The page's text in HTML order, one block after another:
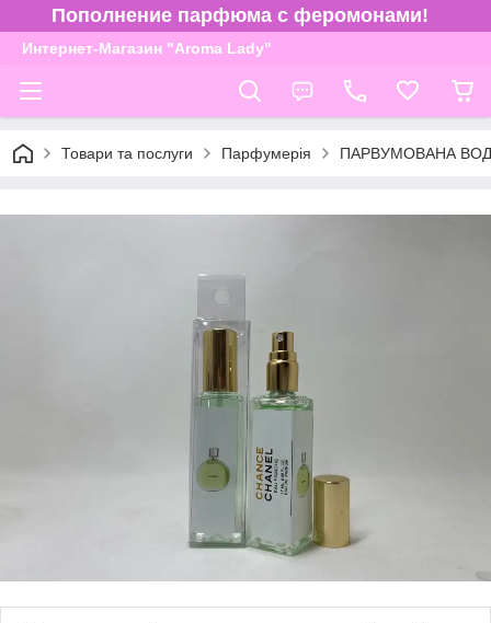
Пополнение парфюма с феромонами!
Интернет-Магазин "Aroma Lady"
Товари та послуги Парфумерія ПАРВУМОВАНА